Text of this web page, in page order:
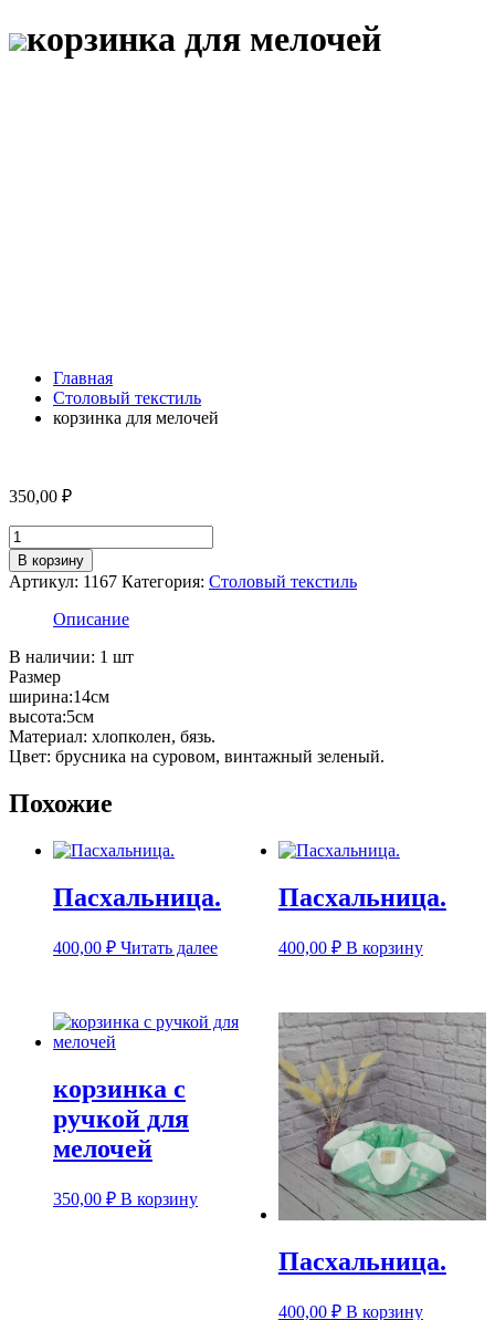
корзинка для мелочей
Главная
Столовый текстиль
корзинка для мелочей
350,00 ₽
Количество
товара
корзинка
для
мелочей
В корзину
Артикул: 1167 Категория: Столовый текстиль
Описание
В наличии: 1 шт
Размер
ширина:14см
высота:5см
Материал: хлопколен, бязь.
Цвет: брусника на суровом, винтажный зеленый.
Похожие
Пасхальница.
400,00 ₽ Читать далее
Пасхальница.
400,00 ₽ В корзину
корзинка с
ручкой для
мелочей
350,00 ₽ В корзину
Пасхальница.
400,00 ₽ В корзину